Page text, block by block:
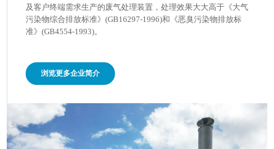
及客户终端需求生产的废气处理装置，处理效果大大高于《大气
污染物综合排放标准》(GB16297-1996)和《恶臭污染物排放标
准》(GB4554-1993)。
浏览更多企业简介